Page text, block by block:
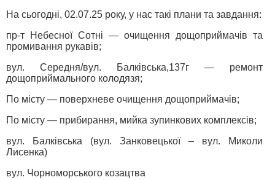
На сьогодні, 02.07.25 року, у нас такі плани та завдання:
пр-т Небесної Сотні — очищення дощоприймачів та
промивання рукавів;
вул. Середня/вул. Балківська,137г — ремонт
дощоприймального колодязя;
По місту — поверхневе очищення дощоприймачів;
По місту — прибирання, мийка зупинкових комплексів;
вул. Балківська (вул. Занковецької – вул. Миколи
Лисенка)
вул. Чорноморського козацтва